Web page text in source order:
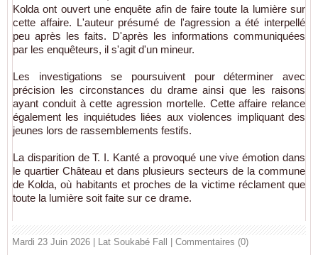
Kolda ont ouvert une enquête afin de faire toute la lumière sur
cette affaire. L'auteur présumé de l'agression a été interpellé
peu après les faits. D'après les informations communiquées
par les enquêteurs, il s'agit d'un mineur.
Les investigations se poursuivent pour déterminer avec
précision les circonstances du drame ainsi que les raisons
ayant conduit à cette agression mortelle. Cette affaire relance
également les inquiétudes liées aux violences impliquant des
jeunes lors de rassemblements festifs.
La disparition de T. I. Kanté a provoqué une vive émotion dans
le quartier Château et dans plusieurs secteurs de la commune
de Kolda, où habitants et proches de la victime réclament que
toute la lumière soit faite sur ce drame.
Mardi 23 Juin 2026 | Lat Soukabé Fall | Commentaires (0)